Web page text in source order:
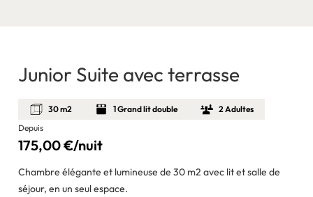
Junior Suite avec terrasse
30 m2 1 Grand lit double
2 Adultes
Depuis
175,00 €/nuit
Chambre élégante et lumineuse de 30 m2 avec lit et salle de
séjour, en un seul espace.